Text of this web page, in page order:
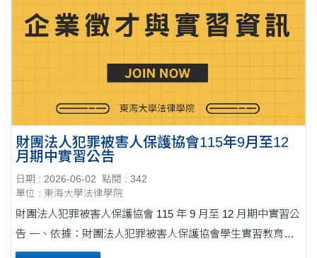
財團法人犯罪被害人保護協會115年9月至12
月期中實習公告
日期 : 2026-06-02
點閱 : 342
單位 : 東海大學法律學院
財團法人犯罪被害人保護協會 115 年 9 月至 12 月期中實習公
告 一、依據：財團法人犯罪被害人保護協會學生實習教育作
業要點 二、目的： 本會為培育犯罪被害人權益保障及保護服